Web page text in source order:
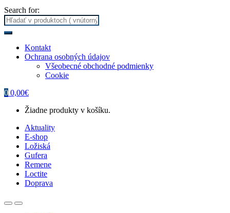
Search for:
Kontakt
Ochrana osobných údajov
Všeobecné obchodné podmienky
Cookie
0 0,00€
Žiadne produkty v košíku.
Aktuality
E-shop
Ložiská
Gufera
Remene
Loctite
Doprava